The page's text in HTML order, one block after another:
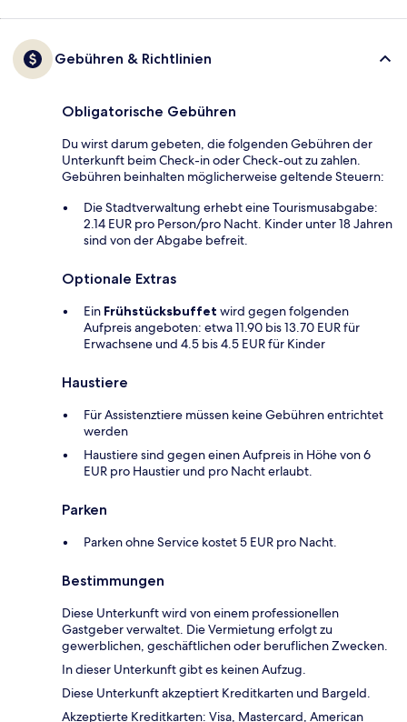
Gebühren & Richtlinien
Obligatorische Gebühren
Du wirst darum gebeten, die folgenden Gebühren der
Unterkunft beim Check-in oder Check-out zu zahlen.
Gebühren beinhalten möglicherweise geltende Steuern:
Die Stadtverwaltung erhebt eine Tourismusabgabe:
2.14 EUR pro Person/pro Nacht. Kinder unter 18 Jahren
sind von der Abgabe befreit.
Optionale Extras
Ein Frühstücksbuffet wird gegen folgenden
Aufpreis angeboten: etwa 11.90 bis 13.70 EUR für
Erwachsene und 4.5 bis 4.5 EUR für Kinder
Haustiere
Für Assistenztiere müssen keine Gebühren entrichtet
werden
Haustiere sind gegen einen Aufpreis in Höhe von 6
EUR pro Haustier und pro Nacht erlaubt.
Parken
Parken ohne Service kostet 5 EUR pro Nacht.
Bestimmungen
Diese Unterkunft wird von einem professionellen
Gastgeber verwaltet. Die Vermietung erfolgt zu
gewerblichen, geschäftlichen oder beruflichen Zwecken.
In dieser Unterkunft gibt es keinen Aufzug.
Diese Unterkunft akzeptiert Kreditkarten und Bargeld.
Akzeptierte Kreditkarten: Visa, Mastercard, American